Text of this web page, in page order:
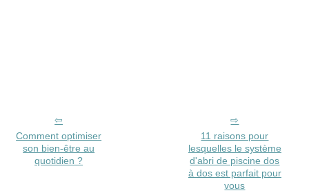
Comment optimiser
son bien-être au
quotidien ?
11 raisons pour
lesquelles le système
d'abri de piscine dos
à dos est parfait pour
vous